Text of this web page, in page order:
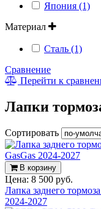
Япония (1)
Материал
Сталь (1)
Сравнение
Перейти к
Лапки
Сортировать
В корзину
Цена: 8 500 руб.
Лапка заднего
2024-2027